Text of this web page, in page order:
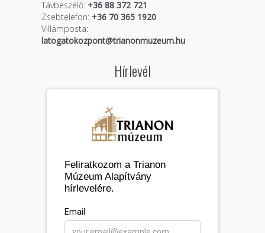
Távbeszélő:+36 88 372 721
Zsebtelefon:+36 70 365 1920
Villámposta:
latogatokozpont@trianonmuzeum.hu
Hírlevél